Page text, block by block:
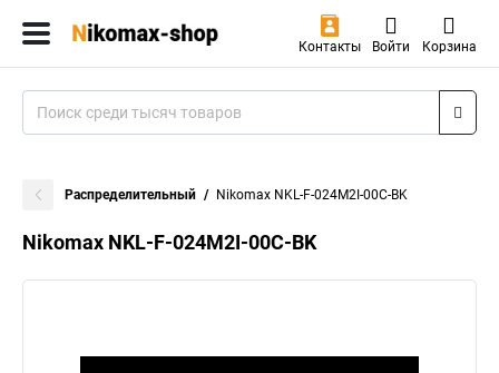
Контакты Войти Корзина
Распределительный Nikomax NKL-F-024M2I-00C-BK
Nikomax NKL-F-024M2I-00C-BK